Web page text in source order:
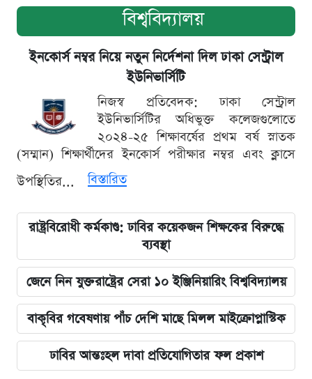
বিশ্ববিদ্যালয়
ইনকোর্স নম্বর নিয়ে নতুন নির্দেশনা দিল ঢাকা সেন্ট্রাল
ইউনিভার্সিটি
নিজস্ব প্রতিবেদক: ঢাকা সেন্ট্রাল
ইউনিভার্সিটির অধিভুক্ত কলেজগুলোতে
২০২৪-২৫ শিক্ষাবর্ষের প্রথম বর্ষ স্নাতক
(সম্মান) শিক্ষার্থীদের ইনকোর্স পরীক্ষার নম্বর এবং ক্লাসে
উপস্থিতির...
বিস্তারিত
রাষ্ট্রবিরোধী কর্মকাণ্ড: ঢাবির কয়েকজন শিক্ষকের বিরুদ্ধে
ব্যবস্থা
জেনে নিন যুক্তরাষ্ট্রের সেরা ১০ ইঞ্জিনিয়ারিং বিশ্ববিদ্যালয়
বাকৃবির গবেষণায় পাঁচ দেশি মাছে মিলল মাইক্রোপ্লাস্টিক
ঢাবির আন্তঃহল দাবা প্রতিযোগিতার ফল প্রকাশ